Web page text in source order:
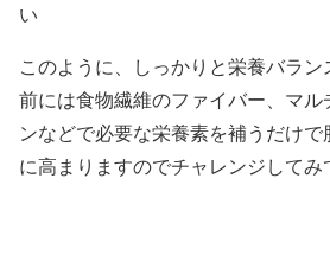
い
このように、しっかりと栄養バラ
前には食物繊維のファイバー、マル
ンなどで必要な栄養素を補うだけ
に高まりますのでチャレンジしてみ